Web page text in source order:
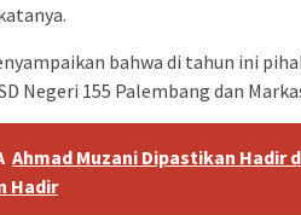
bahwa di tahun ini
Negeri 155 Palembang dan
Ahmad Muzani Dipastikan Hadir
Hadir